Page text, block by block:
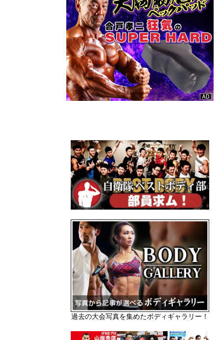
過去の大会写真を集めたボディギャラリー！